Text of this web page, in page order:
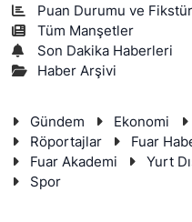
Puan Durumu ve Fikstür
Tüm Manşetler
Son Dakika Haberleri
Haber Arşivi
Gündem Ekonomi
Röportajlar
Fuar
Fuar Akademi
Yurt
Spor